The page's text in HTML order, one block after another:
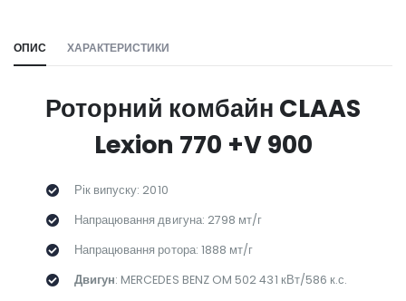
ОПИС ХАРАКТЕРИСТИКИ
Роторний комбайн CLAAS
Lexion 770 +V 900
Рік випуску: 2010
Напрацювання двигуна: 2798 мт/г
Напрацювання ротора: 1888 мт/г
Двигун: MERCEDES BENZ OM 502 431 кВт/586 к.с.